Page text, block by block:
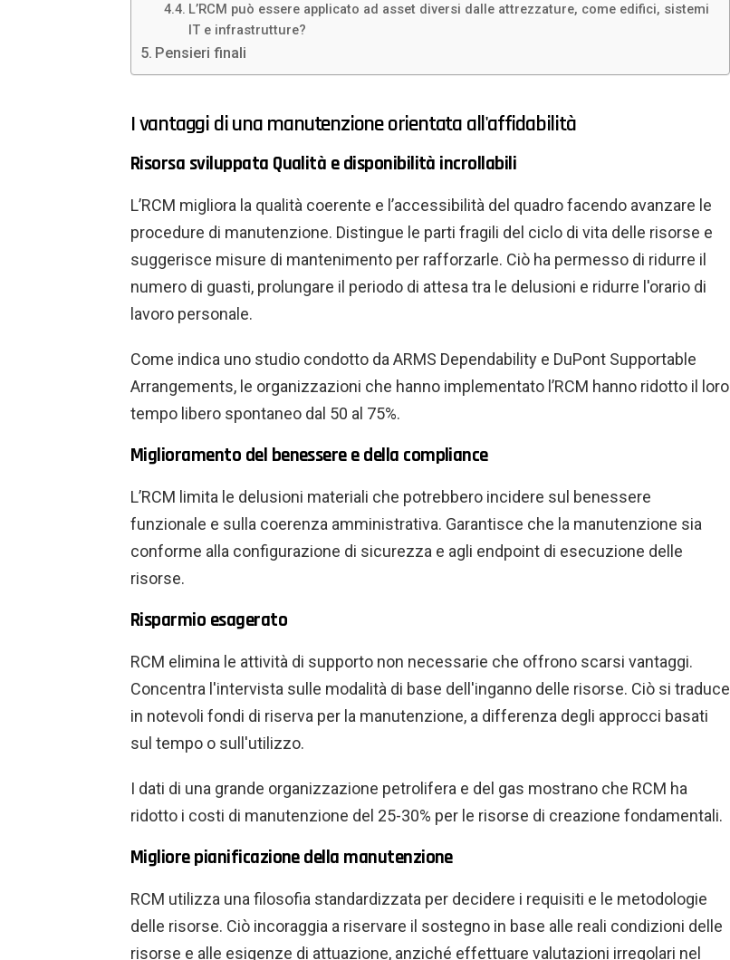
L’RCM può essere applicato ad asset diversi dalle attrezzature, come edifici, sistemi
IT e infrastrutture?
Pensieri finali
I vantaggi di una manutenzione orientata all'affidabilità
Risorsa sviluppata Qualità e disponibilità incrollabili
L’RCM migliora la qualità coerente e l’accessibilità del quadro facendo avanzare le
procedure di manutenzione. Distingue le parti fragili del ciclo di vita delle risorse e
suggerisce misure di mantenimento per rafforzarle. Ciò ha permesso di ridurre il
numero di guasti, prolungare il periodo di attesa tra le delusioni e ridurre l'orario di
lavoro personale.
Come indica uno studio condotto da ARMS Dependability e DuPont Supportable
Arrangements, le organizzazioni che hanno implementato l’RCM hanno ridotto il loro
tempo libero spontaneo dal 50 al 75%.
Miglioramento del benessere e della compliance
L’RCM limita le delusioni materiali che potrebbero incidere sul benessere
funzionale e sulla coerenza amministrativa. Garantisce che la manutenzione sia
conforme alla configurazione di sicurezza e agli endpoint di esecuzione delle
risorse.
Risparmio esagerato
RCM elimina le attività di supporto non necessarie che offrono scarsi vantaggi.
Concentra l'intervista sulle modalità di base dell'inganno delle risorse. Ciò si traduce
in notevoli fondi di riserva per la manutenzione, a differenza degli approcci basati
sul tempo o sull'utilizzo.
I dati di una grande organizzazione petrolifera e del gas mostrano che RCM ha
ridotto i costi di manutenzione del 25-30% per le risorse di creazione fondamentali.
Migliore pianificazione della manutenzione
RCM utilizza una filosofia standardizzata per decidere i requisiti e le metodologie
delle risorse. Ciò incoraggia a riservare il sostegno in base alle reali condizioni delle
risorse e alle esigenze di attuazione, anziché effettuare valutazioni irregolari nel